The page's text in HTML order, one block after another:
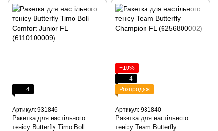
4
Артикул: 931846
Ракетка для настільного
тенісу Butterfly Timo Boll
−10%
4
Розпродаж
Артикул: 931840
Ракетка для настільного
тенісу Team Butterfly